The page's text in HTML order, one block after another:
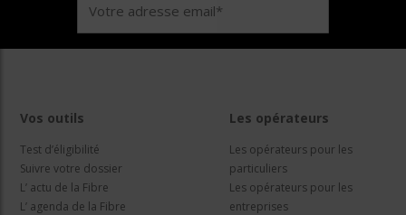
Vos outils
Test d’éligibilité
Suivre votre dossier
L’ actu de la Fibre
L’ agenda de la Fibre
Les opérateurs
Les opérateurs pour les
particuliers
Les opérateurs pour les
entreprises